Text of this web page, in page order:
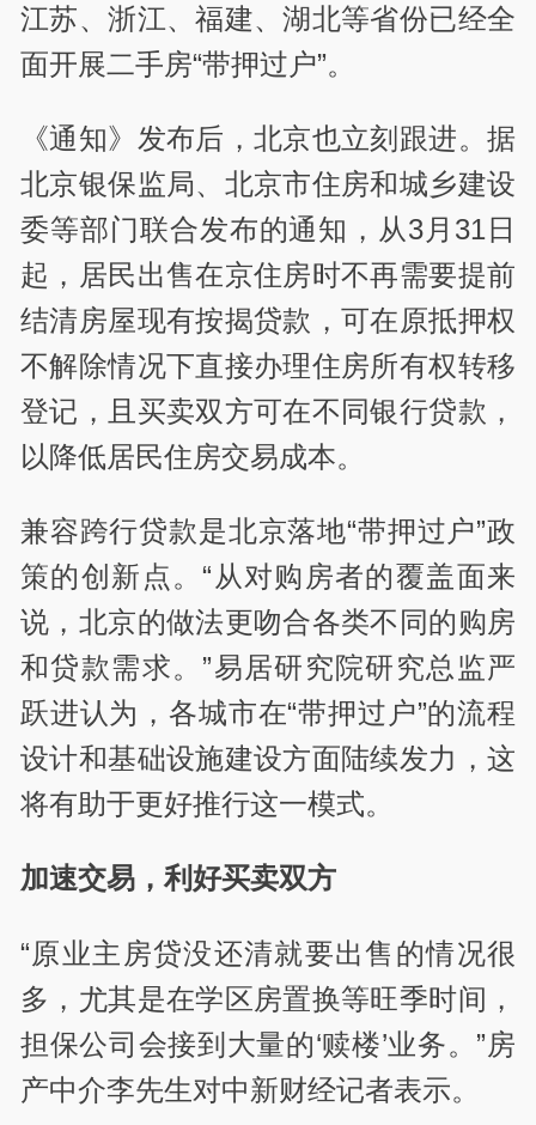
江苏、浙江、福建、湖北等省份已经全
面开展二手房“带押过户”。
《通知》发布后，北京也立刻跟进。据
北京银保监局、北京市住房和城乡建设
委等部门联合发布的通知，从3月31日
起，居民出售在京住房时不再需要提前
结清房屋现有按揭贷款，可在原抵押权
不解除情况下直接办理住房所有权转移
登记，且买卖双方可在不同银行贷款，
以降低居民住房交易成本。
兼容跨行贷款是北京落地“带押过户”政
策的创新点。“从对购房者的覆盖面来
说，北京的做法更吻合各类不同的购房
和贷款需求。”易居研究院研究总监严
跃进认为，各城市在“带押过户”的流程
设计和基础设施建设方面陆续发力，这
将有助于更好推行这一模式。
加速交易，利好买卖双方
“原业主房贷没还清就要出售的情况很
多，尤其是在学区房置换等旺季时间，
担保公司会接到大量的‘赎楼’业务。”房
产中介李先生对中新财经记者表示。